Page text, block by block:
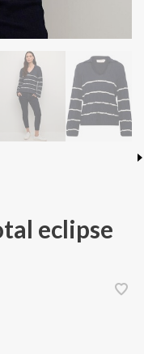
eclipse